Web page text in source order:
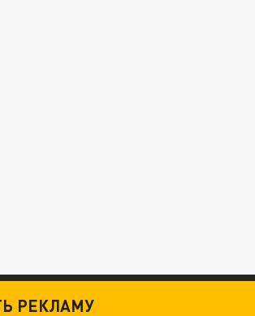
РЕКЛАМУ